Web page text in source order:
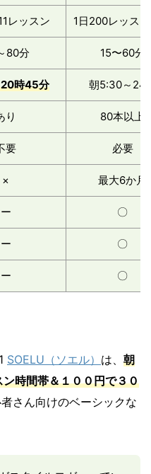
レッスン 1日200レッス
80分 15〜60分
0時45分 朝5:30～24
り 80本以上
要 必要
× 最大6か月
ー 〇
ー 〇
ー 〇
SOELU（ソエル） は、 朝
時間帯＆１００円で３０
さん向けのベーシックな